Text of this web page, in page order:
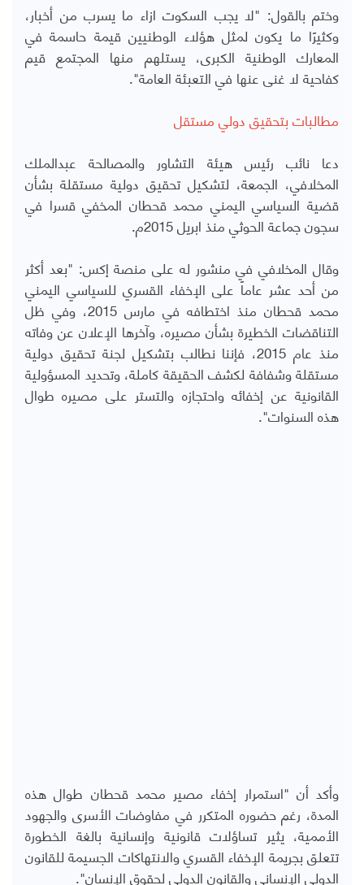
وختم بالقول: "لا يجب السكوت ازاء ما يسرب من أخبار،
وكثيرًا ما يكون لمثل هؤلاء الوطنيين قيمة حاسمة في
المعارك الوطنية الكبرى، يستلهم منها المجتمع قيم
كفاحية لا غنى عنها في التعبئة العامة".
مطالبات بتحقيق دولي مستقل
دعا نائب رئيس هيئة التشاور والمصالحة عبدالملك
المخلافي، الجمعة، لتشكيل تحقيق دولية مستقلة بشأن
قضية السياسي اليمني محمد قحطان المخفي قسرا في
سجون جماعة الحوثي منذ ابريل 2015م.
وقال المخلافي في منشور له على منصة إكس: "بعد أكثر
من أحد عشر عاماً على الإخفاء القسري للسياسي اليمني
محمد قحطان منذ اختطافه في مارس 2015، وفي ظل
التناقضات الخطيرة بشأن مصيره، وآخرها الإعلان عن وفاته
منذ عام 2015، فإننا نطالب بتشكيل لجنة تحقيق دولية
مستقلة وشفافة لكشف الحقيقة كاملة، وتحديد المسؤولية
القانونية عن إخفائه واحتجازه والتستر على مصيره طوال
هذه السنوات".
وأكد أن "استمرار إخفاء مصير محمد قحطان طوال هذه
المدة، رغم حضوره المتكرر في مفاوضات الأسرى والجهود
الأممية، يثير تساؤلات قانونية وإنسانية بالغة الخطورة
تتعلق بجريمة الإخفاء القسري والانتهاكات الجسيمة للقانون
الدولي الإنساني والقانون الدولي لحقوق الإنسان".